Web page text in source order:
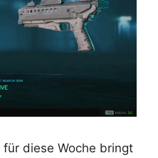
diese Woche bringt